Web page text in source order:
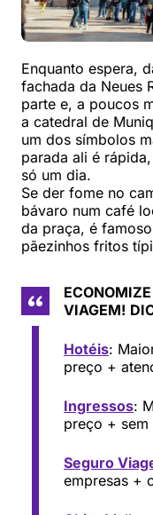
Enquanto espera,
fachada da Neues
parte e, a poucos
a catedral de
um dos símbolos
parada ali é
só um dia.
Se der fome no
bávaro num café
da praça, é
pãezinhos fritos
VIAGEM!
Hotéis:
preço +
Ingressos:
preço + sem
Seguro
empresas +